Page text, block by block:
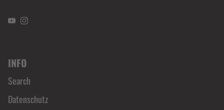
YouTubeInstagram
INFO
Search
Datenschutz